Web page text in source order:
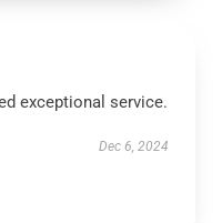
exceptional service.
Dec 6, 2024